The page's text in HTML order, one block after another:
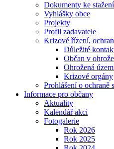
Dokumenty ke stažení
Vyhlášky obce
Projekty
Profil zadavatele
Krizové řízení,
Důležité
Občan v
Ohrožená
Krizové orgány
Prohlášení o ochraně
Informace pro občany
Aktuality
Kalendář akcí
Fotogalerie
Rok 2026
Rok 2025